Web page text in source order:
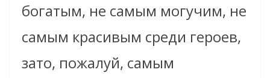
богатым, не самым могучим, не
самым красивым среди героев,
зато, пожалуй, самым